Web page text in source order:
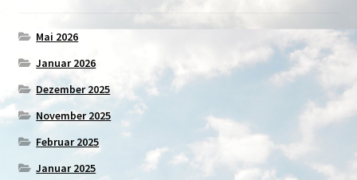
Mai 2026
Januar 2026
Dezember 2025
November 2025
Februar 2025
Januar 2025